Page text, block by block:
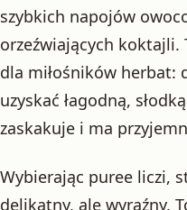
szybkich napojów
orzeźwiających koktajli.
dla miłośników herbat:
uzyskać łagodną,
zaskakuje i ma
Wybierając puree liczi,
delikatny, ale wyraźny.